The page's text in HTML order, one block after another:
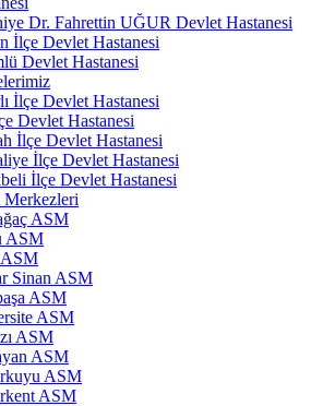
Dr. Fahrettin UĞUR Devlet Hastanesi
İlçe Devlet Hastanesi
Devlet Hastanesi
İlçe Devlet Hastanesi
Devlet Hastanesi
İlçe Devlet Hastanesi
İlçe Devlet Hastanesi
İlçe Devlet Hastanesi
Merkezleri
ASM
ASM
Sinan ASM
ASM
ASM
ASM
ASM
ASM
ASM